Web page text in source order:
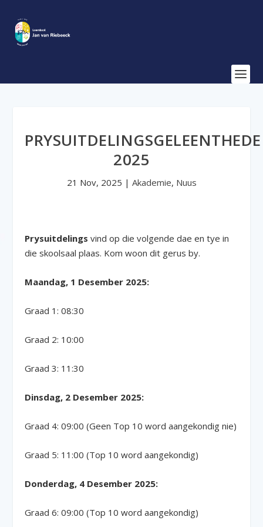
PRYSUITDELINGSGELEENTHEDE
2025
21 Nov, 2025 | Akademie, Nuus
Prysuitdelings vind op die volgende dae en tye in
die skoolsaal plaas. Kom woon dit gerus by.
Maandag, 1 Desember 2025:
Graad 1: 08:30
Graad 2: 10:00
Graad 3: 11:30
Dinsdag, 2 Desember 2025:
Graad 4: 09:00 (Geen Top 10 word aangekondig nie)
Graad 5: 11:00 (Top 10 word aangekondig)
Donderdag, 4 Desember 2025:
Graad 6: 09:00 (Top 10 word aangekondig)